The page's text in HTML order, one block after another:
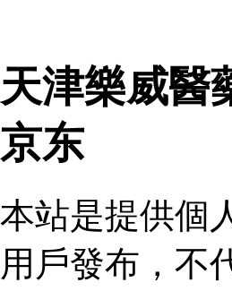
天津樂威醫
京东
本站是提供個
用戶發布，不